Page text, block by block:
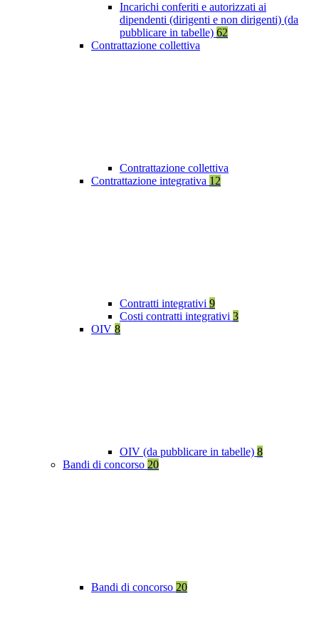
Incarichi conferiti e autorizzati ai
dipendenti (dirigenti e non dirigenti) (da
pubblicare in tabelle) 62
Contrattazione collettiva
Contrattazione collettiva
Contrattazione integrativa 12
Contratti integrativi 9
Costi contratti integrativi 3
OIV 8
OIV (da pubblicare in tabelle) 8
Bandi di concorso 20
Bandi di concorso 20